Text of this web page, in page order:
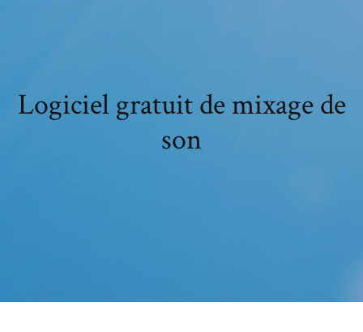
Logiciel gratuit de mixage de
son